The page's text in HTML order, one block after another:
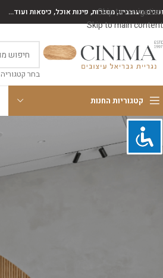
Skip to navigation
Skip to main content
מעוצבים, מסגרות, פינות אוכל, כיסאות ועוד...
בחר קטגוריה
קטגוריות החנות